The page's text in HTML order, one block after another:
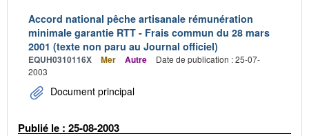
Accord national pêche artisanale rémunération
minimale garantie RTT - Frais commun du 28 mars
2001 (texte non paru au Journal officiel)
EQUH0310116X Mer Autre
Date de publication : 25-07-
2003
Document principal
Publié le : 25-08-2003